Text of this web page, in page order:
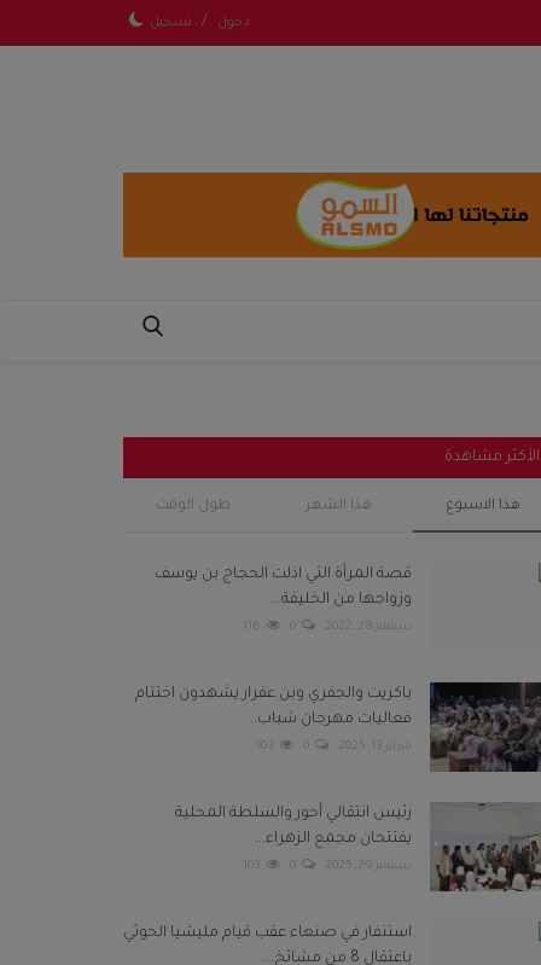
دخول / تسجيل
الأكثر مشاهدة
هذا الاسبوع هذا الشهر طول الوقت
قصة المرأة التي اذلت الحجاج بن يوسف
وزواجها من الخليفة...
سبتمبر 28, 2022 0
116
باكريت والجفري وبن عفرار يشهدون اختتام
فعاليات مهرجان شباب...
فبراير 13, 2025 0
103
رئيس انتقالي أحور والسلطة المحلية
يفتتحان مجمع الزهراء...
سبتمبر 29, 2025 0
103
استنفار في صنعاء عقب قيام مليشيا الحوثي
باعتقال 8 من مشائخ...